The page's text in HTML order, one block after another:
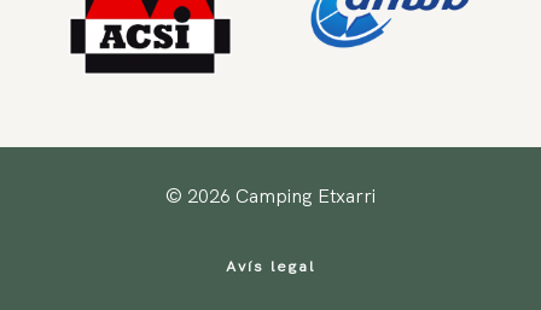
© 2026 Camping Etxarri
Avís legal